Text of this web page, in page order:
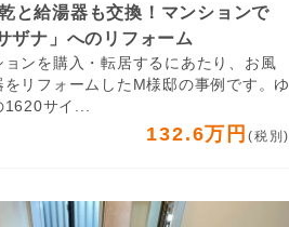
と給湯器も交換！マンションで
ザナ」へのリフォーム
ョンを購入・転居するにあたり、お風
をリフォームしたM様邸の事例です。ゆ
1620サイ...
132.6万円 (税別)